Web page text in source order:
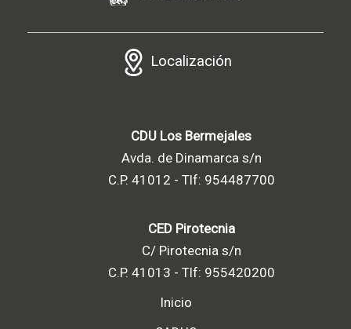
Localización
CDU Los Bermejales
Avda. de Dinamarca s/n
C.P. 41012 - Tlf: 954487700
CED Pirotecnia
C/ Pirotecnia s/n
C.P. 41013 - Tlf: 955420200
Inicio